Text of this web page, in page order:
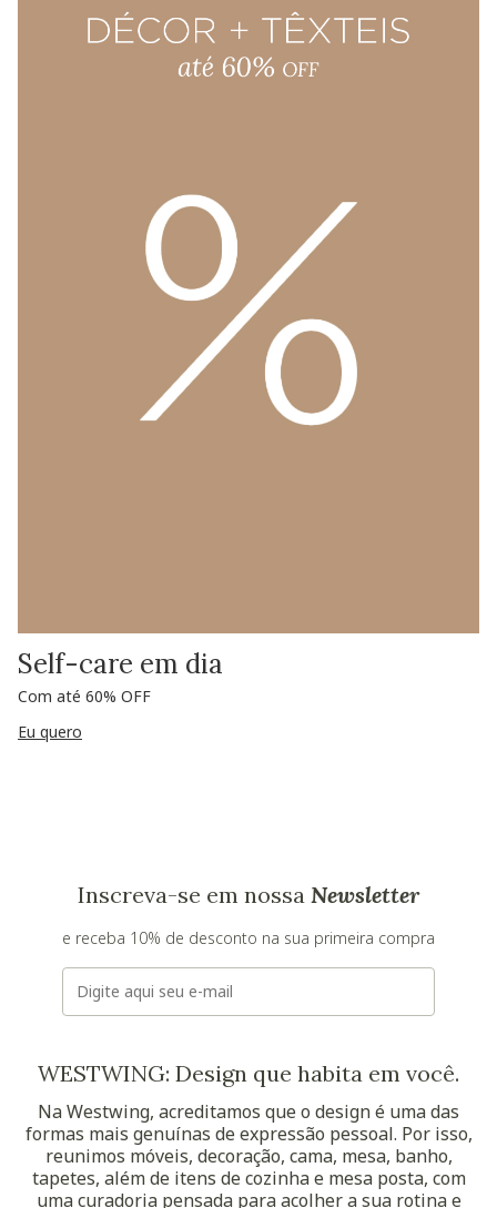
Self-care em dia
Com até 60% OFF
Eu quero
Inscreva-se em nossa Newsletter
e receba 10% de desconto na sua primeira compra
E-mail
WESTWING: Design que habita em você.
Na Westwing, acreditamos que o design é uma das
formas mais genuínas de expressão pessoal. Por isso,
reunimos móveis, decoração, cama, mesa, banho,
tapetes, além de itens de cozinha e mesa posta, com
uma curadoria pensada para acolher a sua rotina e